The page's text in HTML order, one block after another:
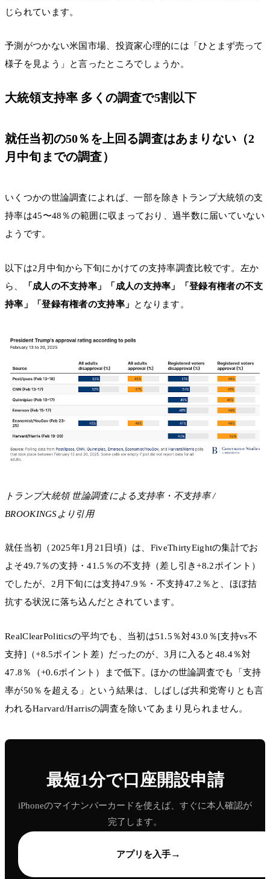
じられています。
予測がつかない米国市場、投資家心理的には「ひとまず売って
様子を見よう」と言ったところでしょうか。
大統領支持率 多くの調査で5割以下
就任当初の50％を上回る調査はあまりない（2
月中旬までの調査）
いくつかの世論調査によれば、一部を除きトランプ大統領の支
持率は45〜48％の範囲に収まっており、過半数に届いていない
ようです。
以下は2月中旬から下旬にかけての支持率調査比較です。左か
ら、
「成人の不支持率」「成人の支持率」「登録有権者の不支
持率」「登録有権者の支持率」
となります。
トランプ大統領 世論調査による支持率・不支持率 /
BROOKINGSより引用
就任当初（2025年1月21日頃）は、FiveThirtyEightの集計でお
よそ49.7％の支持・41.5％の不支持（差し引き+8.2ポイント）
でしたが、2月下旬には支持47.9％・不支持47.2％と、ほぼ拮
抗する状況に落ち込んだとされています。
RealClearPoliticsの平均でも、当初は51.5％対43.0％[支持vs不
支持]（+8.5ポイント差）だったのが、3月に入ると48.4％対
47.8％（+0.6ポイント）まで低下。ほかの世論調査でも「支持
率が50％を超える」という結果は、しばしば共和党寄りとも言
われるHarvard/Harrisの調査を除いてあまり見られません。
最短1分で口座開設申請
iPhoneのマイナンバーカードを使えば、すぐに本人確認が
完了します。
アプリを入手→